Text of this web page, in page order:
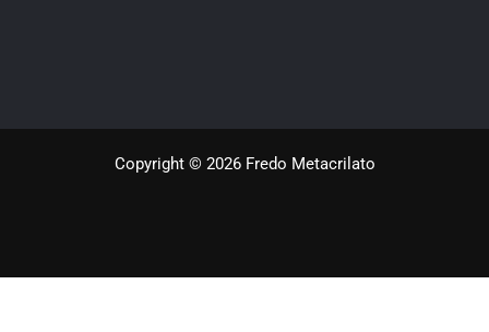
Copyright © 2026 Fredo Metacrilato